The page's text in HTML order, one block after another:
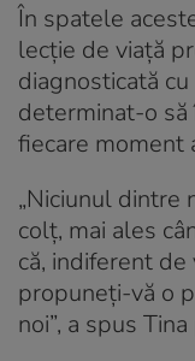
În spatele
lecție de viață
diagnosticată
determinat-o să
fiecare moment
„Niciunul dintre
colț, mai ales
că, indiferent de
propuneți-vă o
noi”, a spus